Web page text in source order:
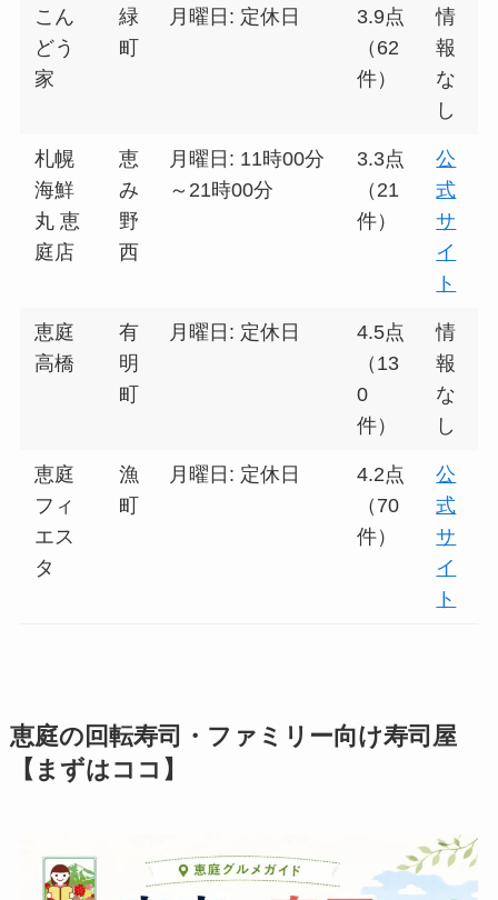
こん
どう
家
緑
町
月曜日: 定休日
3.9点
（62
件）
情
報
な
し
札幌
海鮮
丸 恵
庭店
恵
み
野
西
月曜日: 11時00分
～21時00分
3.3点
（21
件）
公
式
サ
イ
ト
恵庭
高橋
有
明
町
月曜日: 定休日
4.5点
（13
0
件）
情
報
な
し
恵庭
フィ
エス
タ
漁
町
月曜日: 定休日
4.2点
（70
件）
公
式
サ
イ
ト
恵庭の回転寿司・ファミリー向け寿司屋
【まずはココ】